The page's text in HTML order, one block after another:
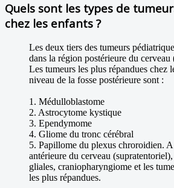
Quels sont les types de
chez les enfants ?
Les deux tiers des tumeurs
dans la région postérieure du
Les tumeurs les plus répandues chez
niveau de la fosse postérieure sont :
1. Médulloblastome
2. Astrocytome kystique
3. Ependymome
4. Gliome du tronc cérébral
5. Papillome du plexus chroroidien.
antérieure du cerveau
gliales, craniopharyngiome et les
les plus répandues.